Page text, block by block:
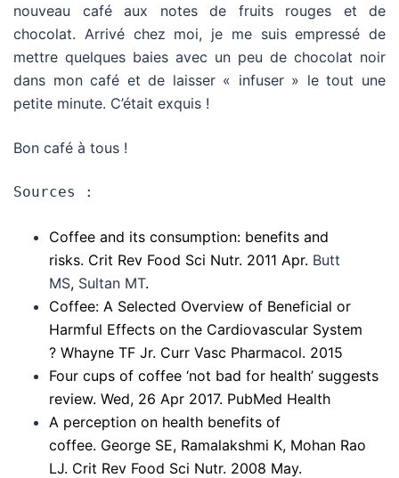
nouveau café aux notes de fruits rouges et de
chocolat. Arrivé chez moi, je me suis empressé de
mettre quelques baies avec un peu de chocolat noir
dans mon café et de laisser « infuser » le tout une
petite minute. C’était exquis !
Bon café à tous !
Sources :
Coffee and its consumption: benefits and
risks. Crit Rev Food Sci Nutr. 2011 Apr. Butt
MS, Sultan MT.
Coffee: A Selected Overview of Beneficial or
Harmful Effects on the Cardiovascular System
? Whayne TF Jr. Curr Vasc Pharmacol. 2015
Four cups of coffee ‘not bad for health’ suggests
review. Wed, 26 Apr 2017. PubMed Health
A perception on health benefits of
coffee. George SE, Ramalakshmi K, Mohan Rao
LJ. Crit Rev Food Sci Nutr. 2008 May.